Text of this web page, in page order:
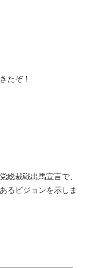
たぞ！
総裁戦出馬宣言で、
るビジョンを示しま